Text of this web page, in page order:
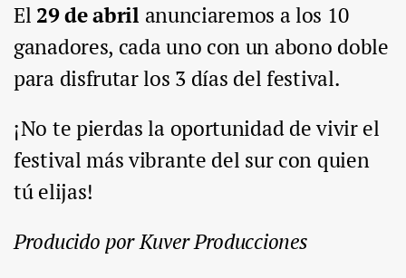
El 29 de abril anunciaremos a los 10
ganadores, cada uno con un abono doble
para disfrutar los 3 días del festival.
¡No te pierdas la oportunidad de vivir el
festival más vibrante del sur con quien
tú elijas!
Producido por Kuver Producciones